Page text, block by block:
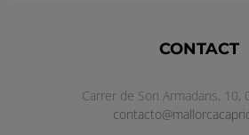
CONTACT
Carrer de Son Armadans, 10,